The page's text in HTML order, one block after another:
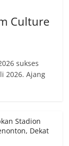
Culture
sukses
2026. Ajang
Stadion
Dekat